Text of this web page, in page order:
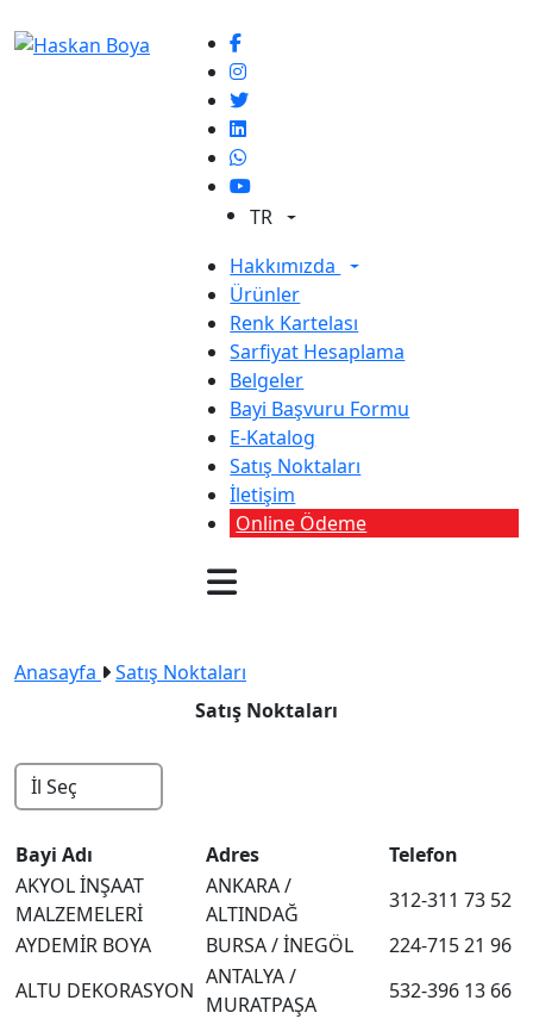
TR
Hakkımızda
Ürünler
Renk Kartelası
Sarfiyat Hesaplama
Belgeler
Bayi Başvuru Formu
E-Katalog
Satış Noktaları
İletişim
Online Ödeme
Anasayfa
Satış Noktaları
Satış Noktaları
Bayi Adı Adres
Telefon
AKYOL İNŞAAT
MALZEMELERİ
ANKARA /
ALTINDAĞ
312-311 73 52
AYDEMİR BOYA
BURSA / İNEGÖL
224-715 21 96
ALTU DEKORASYON
ANTALYA /
MURATPAŞA
532-396 13 66